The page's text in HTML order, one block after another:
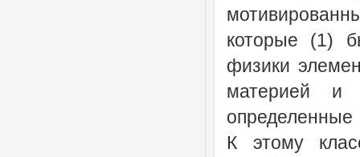
которые (1)
физики
материей и
К этому